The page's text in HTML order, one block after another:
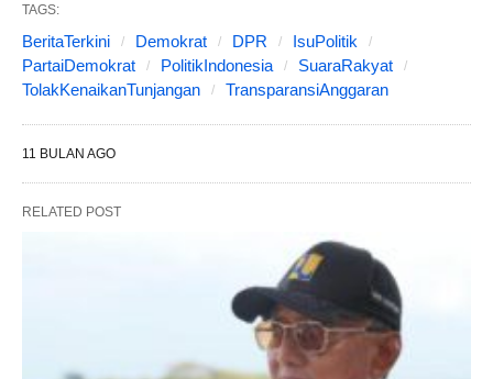
TAGS:
BeritaTerkini Demokrat DPR
IsuPolitik
PartaiDemokrat
PolitikIndonesia
SuaraRakyat
TolakKenaikanTunjangan
TransparansiAnggaran
11 BULAN AGO
RELATED POST